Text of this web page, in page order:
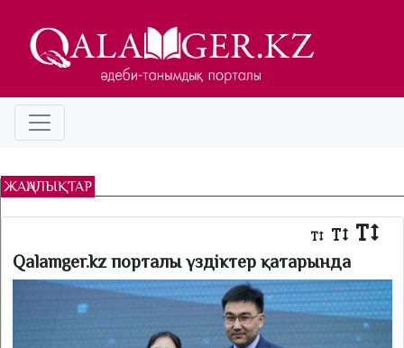
ЖАҢАЛЫҚТАР
Qalamger.kz порталы үздіктер қатарында